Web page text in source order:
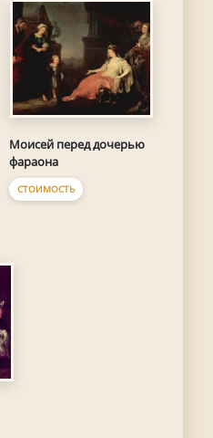
Моисей перед дочерью
фараона
СТОИМОСТЬ